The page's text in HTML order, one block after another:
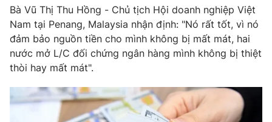
Học trực tuyến
Hitech Công nghệ tương lai
Sản phẩm
Thị trường
Tư vấn
Giao lưu trực tuyến
Lịch phát sóng
Chuyên mục khác
Bà Vũ Thị Thu Hồng - Chủ tịch Hội doanh nghiệp Việt
Nam tại Penang, Malaysia nhận định: "Nó rất tốt, vì nó
đảm bảo nguồn tiền cho mình không bị mất mát, hai
nước mở L/C đối chứng ngân hàng mình không bị thiệt
thòi hay mất mát".